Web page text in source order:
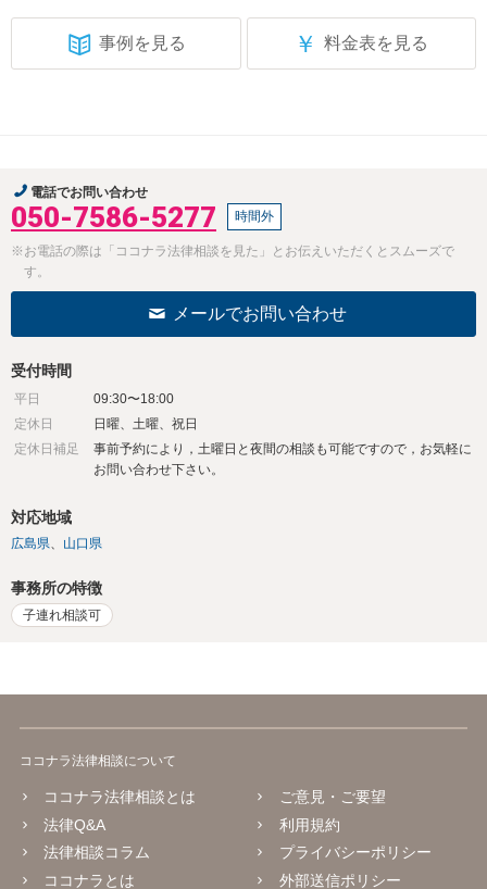
事例を見る ￥ 料金表を見る
電話でお問い合わせ
050-7586-5277 時間外
※お電話の際は「ココナラ法律相談を見た」とお伝えいただくとスムーズで
す。
メールでお問い合わせ
受付時間
平日
09:30〜18:00
定休日
日曜、土曜、祝日
定休日補足
事前予約により，土曜日と夜間の相談も可能ですので，お気軽に
お問い合わせ下さい。
対応地域
広島県 山口県
事務所の特徴
子連れ相談可
ココナラ法律相談について
ココナラ法律相談とは
法律Q&A
法律相談コラム
ココナラとは
ご意見・ご要望
利用規約
プライバシーポリシー
外部送信ポリシー